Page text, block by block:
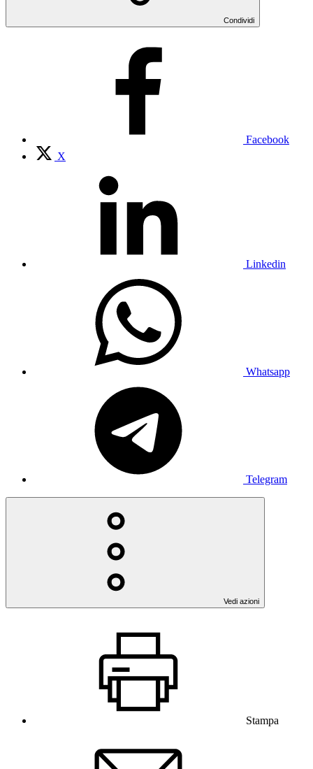
Condividi
Facebook
X
Linkedin
Whatsapp
Telegram
Vedi azioni
Stampa